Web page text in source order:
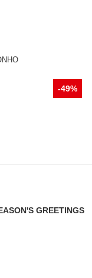
-49%
GREETINGS